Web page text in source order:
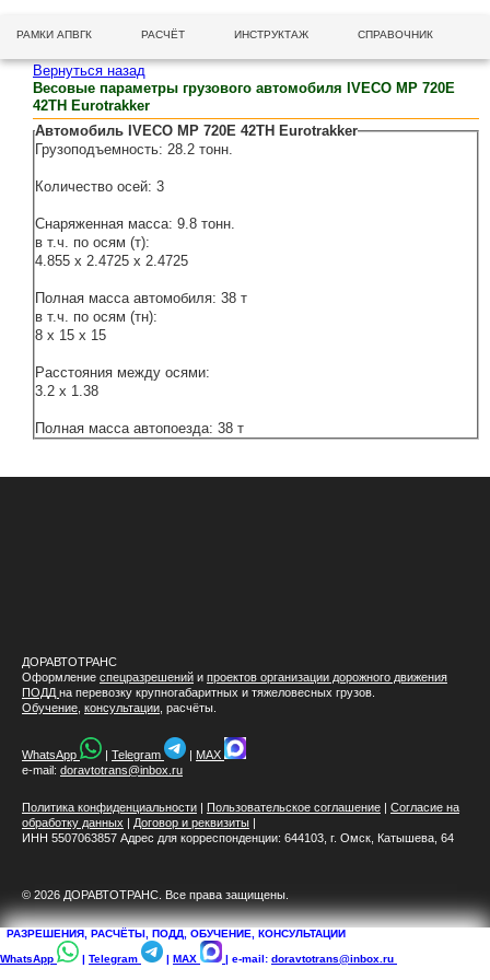
РАМКИ АПВГК РАСЧЁТ ИНСТРУКТАЖ СПРАВОЧНИК
Вернуться назад
Весовые параметры грузового автомобиля IVECO MP 720E
42TH Eurotrakker
Автомобиль IVECO MP 720E 42TH Eurotrakker
Грузоподъемность: 28.2 тонн.
Количество осей: 3
Снаряженная масса: 9.8 тонн.
в т.ч. по осям (т):
4.855 x 2.4725 x 2.4725
Полная масса автомобиля: 38 т
в т.ч. по осям (тн):
8 x 15 x 15
Расстояния между осями:
3.2 x 1.38
Полная масса автопоезда: 38 т
ДОРАВТОТРАНС
Оформление спецразрешений и проектов организации дорожного движения
ПОДД на перевозку крупногабаритных и тяжеловесных грузов.
Обучение консультации , расчёты.
WhatsApp | Telegram | MAX
e-mail: doravtotrans@inbox.ru
Политика конфиденциальности | Пользовательское соглашение | Согласие на
обработку данных | Договор и реквизиты |
ИНН 5507063857 Адрес для корреспонденции: 644103, г. Омск, Катышева, 64
© 2026 ДОРАВТОТРАНС. Все права защищены.
РАЗРЕШЕНИЯ, РАСЧЁТЫ, ПОДД, ОБУЧЕНИЕ, КОНСУЛЬТАЦИИ
WhatsApp | Telegram | MAX | e-mail: doravtotrans@inbox.ru